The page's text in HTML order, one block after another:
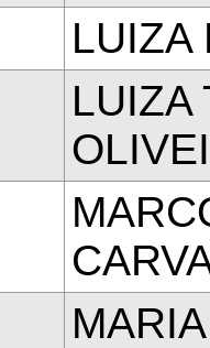
LUIZA
LUIZA